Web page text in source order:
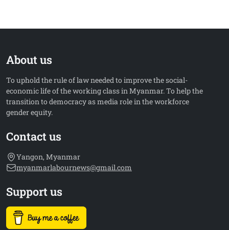
About us
To uphold the rule of law needed to improve the social-
economic life of the working class in Myanmar. To help the
transition to democracy as media role in the workforce
gender equity.
Contact us
Yangon, Myanmar
myanmarlabournews@gmail.com
Support us